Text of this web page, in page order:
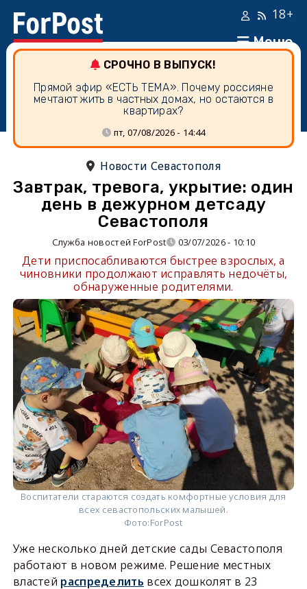
Меню
18+
СРОЧНО В ВЫПУСК!
Прямой эфир «ЕСТЬ ТЕМА». Почему россияне
мечтают жить в частных домах, но остаются в
квартирах?
пт, 07/08/2026 - 14:44
Новости Севастополя
Завтрак, тревога, укрытие: один
день в дежурном детсаду
Севастополя
Служба новостей ForPost 03/07/2026 - 10:10
Дети приспосабливаются быстрее взрослых, а
чиновники продолжают исправлять недочёты,
обнаруженные родителями.
Воспитатели стараются создать комфортные условия для
всех севастопольских малышей.
Фото:ForPost
Уже несколько дней детские сады Севастополя
работают в новом режиме. Решение местных
властей распределить всех дошколят в 23